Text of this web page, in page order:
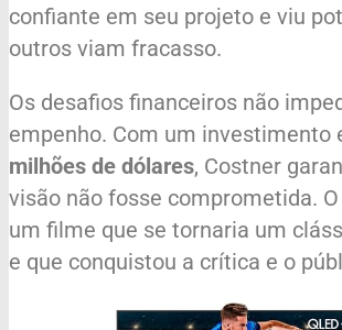
confiante em seu projeto e viu
outros viam fracasso.
Os desafios financeiros não
empenho. Com um investimento
milhões de dólares, Costner
visão não fosse comprometida.
um filme que se tornaria um
e que conquistou a crítica e o